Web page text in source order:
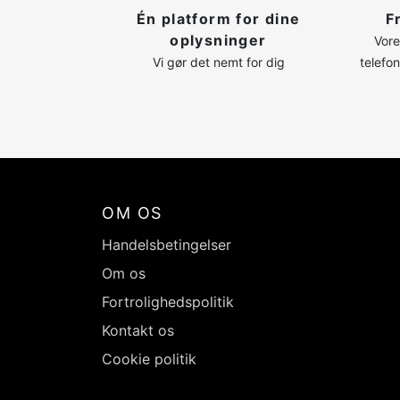
Én platform for dine
oplysninger
Vi gør det nemt for dig
OM OS
Handelsbetingelser
Om os
Fortrolighedspolitik
Kontakt os
Cookie politik